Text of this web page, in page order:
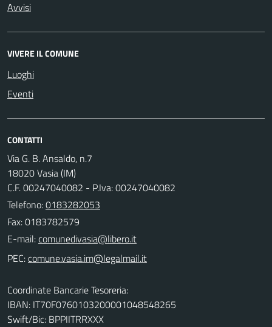
Avvisi
VIVERE IL COMUNE
Luoghi
Eventi
CONTATTI
Via G. B. Ansaldo, n.7
18020 Vasia (IM)
C.F. 00247040082 - P.Iva: 00247040082
Telefono:0183282053
Fax: 0183782579
E-mail:
PEC:
Coordinate Bancarie Tesoreria:
IBAN: IT70F0760103200001048548265
Swift/Bic: BPPIITRRXXX